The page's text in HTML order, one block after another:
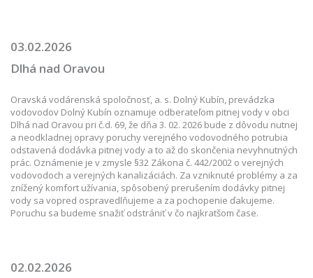
03.02.2026
Dlhá nad Oravou
Oravská vodárenská spoločnosť, a. s. Dolný Kubín, prevádzka
vodovodov Dolný Kubín oznamuje odberateľom pitnej vody v obci
Dlhá nad Oravou pri č.d. 69, že dňa 3. 02. 2026 bude z dôvodu nutnej
a neodkladnej opravy poruchy verejného vodovodného potrubia
odstavená dodávka pitnej vody a to až do skončenia nevyhnutných
prác. Oznámenie je v zmysle §32 Zákona č. 442/2002 o verejných
vodovodoch a verejných kanalizáciách. Za vzniknuté problémy a za
znížený komfort užívania, spôsobený prerušením dodávky pitnej
vody sa vopred ospravedlňujeme a za pochopenie ďakujeme.
Poruchu sa budeme snažiť odstrániť v čo najkratšom čase.
02.02.2026